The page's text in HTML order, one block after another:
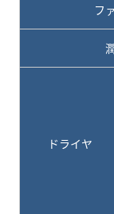
フ
ドライヤ